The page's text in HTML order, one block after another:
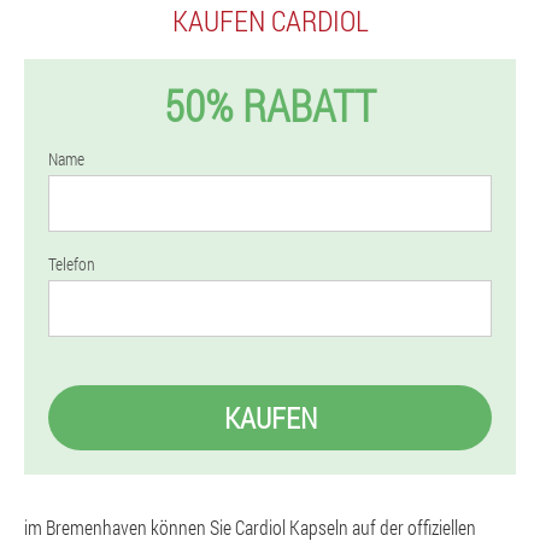
KAUFEN CARDIOL
50% RABATT
Name
Telefon
KAUFEN
im Bremenhaven können Sie Cardiol Kapseln auf der offiziellen